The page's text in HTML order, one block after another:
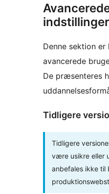
indstillinger
Denne sektion
avancerede
De præsenteres
Tidligere
Tidligere
være usikre eller
anbefales ikke til